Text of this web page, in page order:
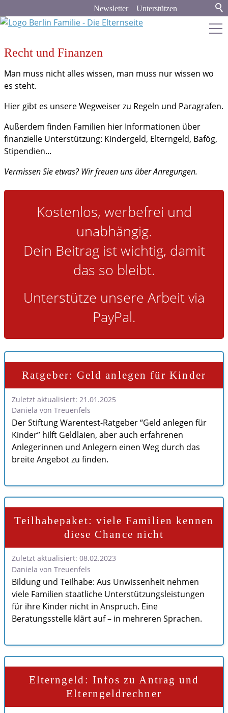
Unterstützen
Newsletter
berlin-familie.de
Stadt & Land
Bildung
Politik & Gesellschaft
Verbraucher-Tipps
Recht und Finanzen
Gesundheit
Ferien und Reisen
Recht und Finanzen
Man muss nicht alles wissen, man muss nur wissen wo
es steht.
Hier gibt es unsere Wegweiser zu Regeln und Paragrafen.
Außerdem finden Familien hier Informationen über
finanzielle Unterstützung: Kindergeld, Elterngeld, Bafög,
Stipendien...
Vermissen Sie etwas? Wir freuen uns über Anregungen.
Kostenlos, werbefrei und
unabhängig.
Dein Beitrag ist wichtig, damit
das so bleibt.
Unterstütze unsere Arbeit via
PayPal.
Ratgeber: Geld anlegen für Kinder
Zuletzt aktualisiert: 21.01.2025
Daniela von Treuenfels
Der Stiftung Warentest-Ratgeber “Geld anlegen für
Kinder” hilft Geldlaien, aber auch erfahrenen
Anlegerinnen und Anlegern einen Weg durch das
breite Angebot zu finden.
Teilhabepaket: viele Familien kennen
diese Chance nicht
Zuletzt aktualisiert: 08.02.2023
Daniela von Treuenfels
Bildung und Teilhabe: Aus Unwissenheit nehmen
viele Familien staatliche Unterstützungsleistungen
für ihre Kinder nicht in Anspruch. Eine
Beratungsstelle klärt auf – in mehreren Sprachen.
Elterngeld: Infos zu Antrag und
Elterngeldrechner